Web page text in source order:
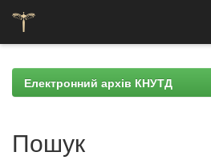
navigationЕлектронний архів КНУТД
Пошук